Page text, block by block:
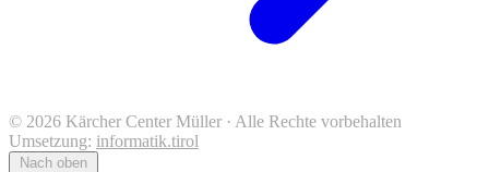
© 2026 Kärcher Center Müller · Alle Rechte vorbehalten
Umsetzung: informatik.tirol
Nach oben